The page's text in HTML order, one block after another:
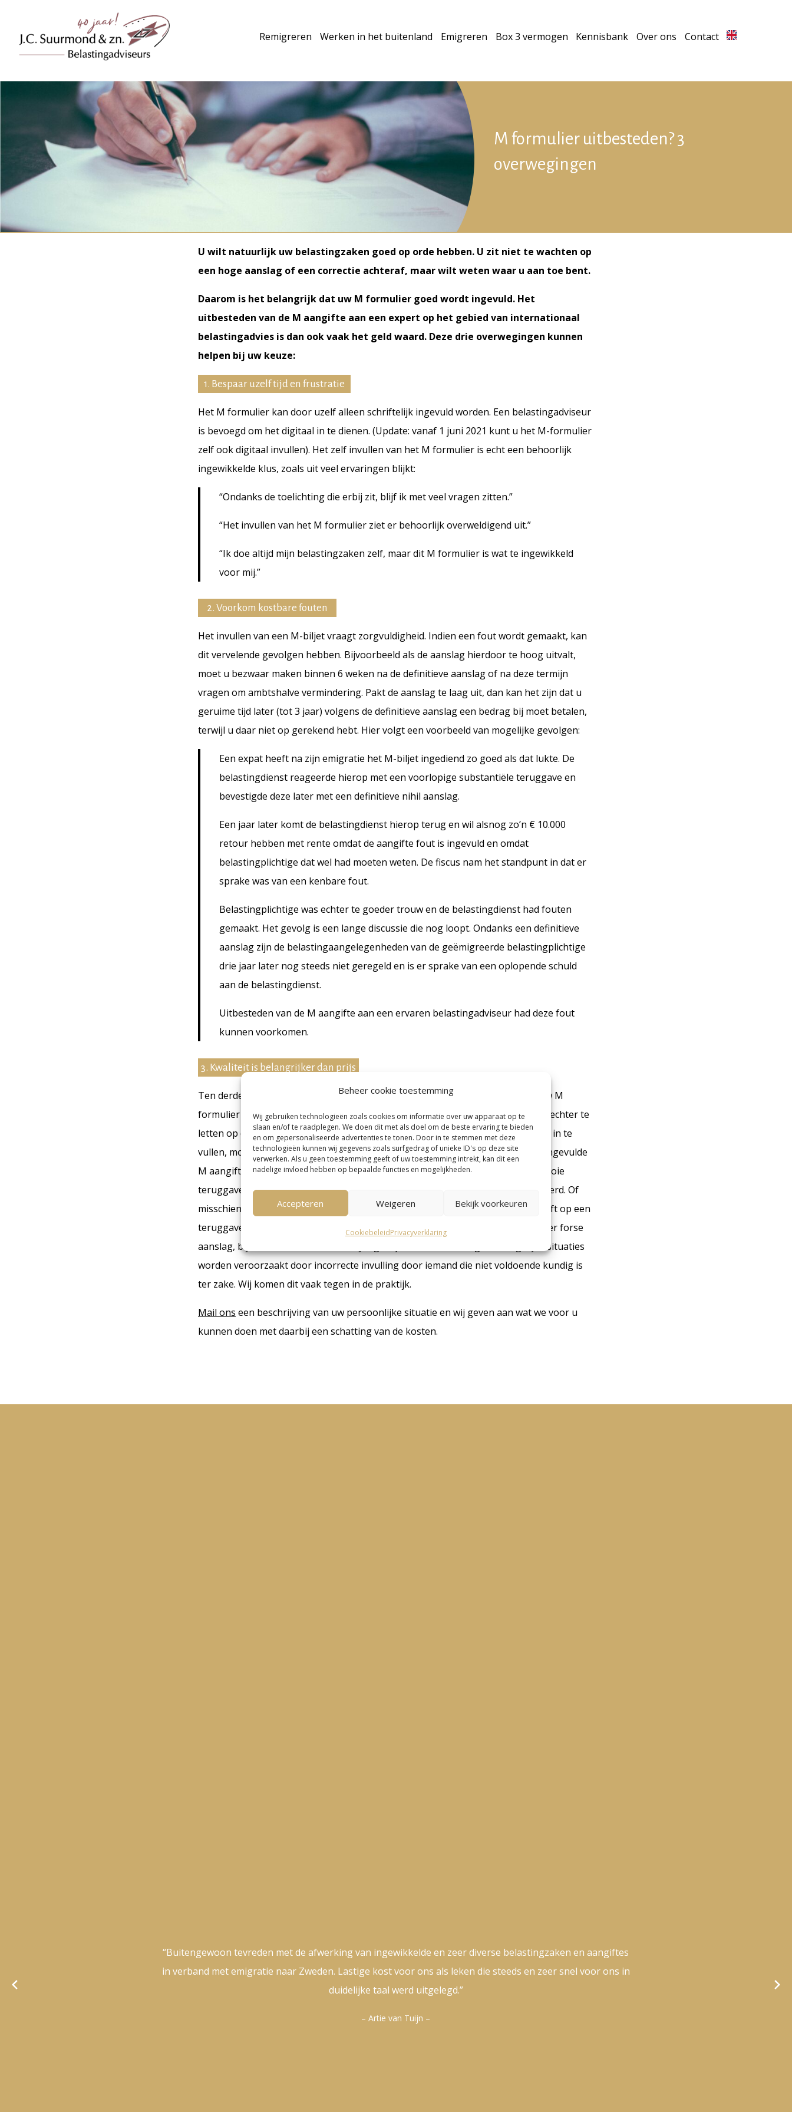
Beheer cookie toestemming
Wij gebruiken technologieën zoals cookies om informatie over uw apparaat op te
slaan en/of te raadplegen. We doen dit met als doel om de beste ervaring te bieden
en om gepersonaliseerde advertenties te tonen. Door in te stemmen met deze
technologieën kunnen wij gegevens zoals surfgedrag of unieke ID's op deze site
verwerken. Als u geen toestemming geeft of uw toestemming intrekt, kan dit een
nadelige invloed hebben op bepaalde functies en mogelijkheden.
Accepteren Weigeren Bekijk voorkeuren
CookiebeleidPrivacyverklaring
Remigreren Werken in het buitenland Emigreren Box 3 vermogen Kennisbank Over ons Contact
M formulier uitbesteden? 3
overwegingen
U wilt natuurlijk uw belastingzaken goed op orde hebben. U zit niet te wachten op
een hoge aanslag of een correctie achteraf, maar wilt weten waar u aan toe bent.
Daarom is het belangrijk dat uw M formulier goed wordt ingevuld. Het
uitbesteden van de M aangifte aan een expert op het gebied van internationaal
belastingadvies is dan ook vaak het geld waard. Deze drie overwegingen kunnen
helpen bij uw keuze:
1. Bespaar uzelf tijd en frustratie
Het M formulier kan door uzelf alleen schriftelijk ingevuld worden. Een belastingadviseur
is bevoegd om het digitaal in te dienen. (Update: vanaf 1 juni 2021 kunt u het M-formulier
zelf ook digitaal invullen). Het zelf invullen van het M formulier is echt een behoorlijk
ingewikkelde klus, zoals uit veel ervaringen blijkt:
“Ondanks de toelichting die erbij zit, blijf ik met veel vragen zitten.”
“Het invullen van het M formulier ziet er behoorlijk overweldigend uit.”
“Ik doe altijd mijn belastingzaken zelf, maar dit M formulier is wat te ingewikkeld
voor mij.”
2. Voorkom kostbare fouten
Het invullen van een M-biljet vraagt zorgvuldigheid. Indien een fout wordt gemaakt, kan
dit vervelende gevolgen hebben. Bijvoorbeeld als de aanslag hierdoor te hoog uitvalt,
moet u bezwaar maken binnen 6 weken na de definitieve aanslag of na deze termijn
vragen om ambtshalve vermindering. Pakt de aanslag te laag uit, dan kan het zijn dat u
geruime tijd later (tot 3 jaar) volgens de definitieve aanslag een bedrag bij moet betalen,
terwijl u daar niet op gerekend hebt. Hier volgt een voorbeeld van mogelijke gevolgen:
Een expat heeft na zijn emigratie het M-biljet ingediend zo goed als dat lukte. De
belastingdienst reageerde hierop met een voorlopige substantiële teruggave en
bevestigde deze later met een definitieve nihil aanslag.
Een jaar later komt de belastingdienst hierop terug en wil alsnog zo’n € 10.000
retour hebben met rente omdat de aangifte fout is ingevuld en omdat
belastingplichtige dat wel had moeten weten. De fiscus nam het standpunt in dat er
sprake was van een kenbare fout.
Belastingplichtige was echter te goeder trouw en de belastingdienst had fouten
gemaakt. Het gevolg is een lange discussie die nog loopt. Ondanks een definitieve
aanslag zijn de belastingaangelegenheden van de geëmigreerde belastingplichtige
drie jaar later nog steeds niet geregeld en is er sprake van een oplopende schuld
aan de belastingdienst.
Uitbesteden van de M aangifte aan een ervaren belastingadviseur had deze fout
kunnen voorkomen.
3. Kwaliteit is belangrijker dan prijs
Ten derde nog deze belangrijke tip. Als u op zoek gaat naar een adviseur om uw M
formulier in te laten vullen, kijkt u misschien eerst naar de prijs. Wij adviseren u echter te
letten op de kwaliteit. Om een M formulier correct en fiscaal zo gunstig mogelijk in te
vullen, moet er goed naar uw gehele fiscale situatie worden gekeken. Een snel ingevulde
M aangifte tegen een lage prijs kan u uiteindelijk juist geld kosten. Zelfs een mooie
teruggave die snel bereikt is kan mogelijk jaren later weer worden teruggevorderd. Of
misschien bent u blij met een teruggave van € 2.000, terwijl u eigenlijk recht heeft op een
teruggave van € 6.000. Ook kan het voorkomen dat ineens sprake is van een zeer forse
aanslag, bijvoorbeeld € 20.000, terwijl eigenlijk niets verschuldigd is. Dergelijke situaties
worden veroorzaakt door incorrecte invulling door iemand die niet voldoende kundig is
ter zake. Wij komen dit vaak tegen in de praktijk.
Mail ons een beschrijving van uw persoonlijke situatie en wij geven aan wat we voor u
kunnen doen met daarbij een schatting van de kosten.
“Buitengewoon tevreden met de afwerking van ingewikkelde en zeer diverse belastingzaken en aangiftes
in verband met emigratie naar Zweden. Lastige kost voor ons als leken die steeds en zeer snel voor ons in
duidelijke taal werd uitgelegd.”
– Artie van Tuijn –